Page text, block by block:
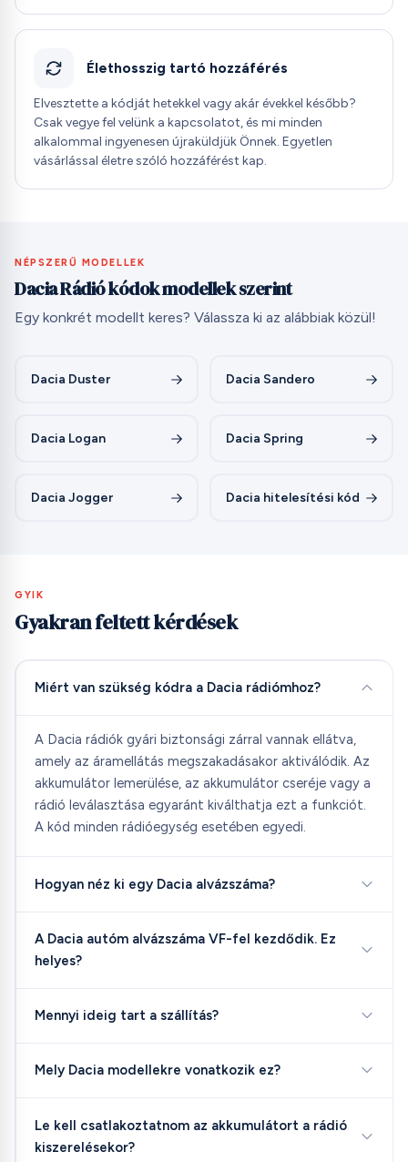
Élethosszig tartó hozzáférés
Elvesztette a kódját hetekkel vagy akár évekkel később?
Csak vegye fel velünk a kapcsolatot, és mi minden
alkalommal ingyenesen újraküldjük Önnek. Egyetlen
vásárlással életre szóló hozzáférést kap.
NÉPSZERŰ MODELLEK
Dacia Rádió kódok modellek szerint
Egy konkrét modellt keres? Válassza ki az alábbiak közül!
Dacia Duster Dacia Sandero
Dacia Logan Dacia Spring
Dacia Jogger Dacia hitelesítési kód
GYIK
Gyakran feltett kérdések
Miért van szükség kódra a Dacia rádiómhoz?
A Dacia rádiók gyári biztonsági zárral vannak ellátva,
amely az áramellátás megszakadásakor aktiválódik. Az
akkumulátor lemerülése, az akkumulátor cseréje vagy a
rádió leválasztása egyaránt kiválthatja ezt a funkciót.
A kód minden rádióegység esetében egyedi.
Hogyan néz ki egy Dacia alvázszáma?
A Dacia autóm alvázszáma VF-fel kezdődik. Ez
helyes?
Mennyi ideig tart a szállítás?
Mely Dacia modellekre vonatkozik ez?
Le kell csatlakoztatnom az akkumulátort a rádió
kiszerelésekor?